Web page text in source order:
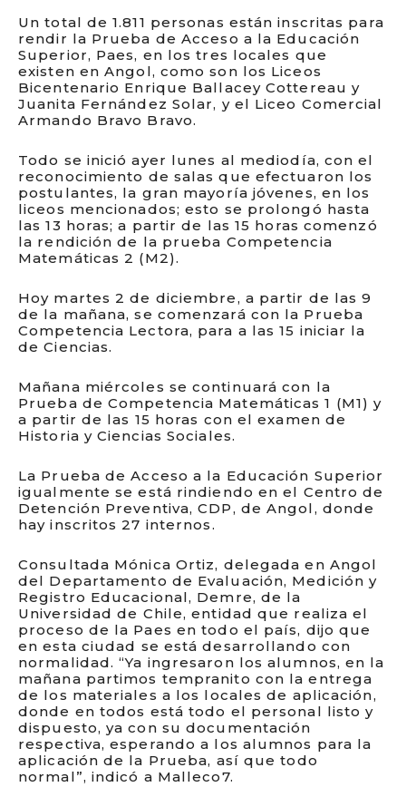
Un total de 1.811 personas están inscritas para
rendir la Prueba de Acceso a la Educación
Superior, Paes, en los tres locales que
existen en Angol, como son los Liceos
Bicentenario Enrique Ballacey Cottereau y
Juanita Fernández Solar, y el Liceo Comercial
Armando Bravo Bravo.
Todo se inició ayer lunes al mediodía, con el
reconocimiento de salas que efectuaron los
postulantes, la gran mayoría jóvenes, en los
liceos mencionados; esto se prolongó hasta
las 13 horas; a partir de las 15 horas comenzó
la rendición de la prueba Competencia
Matemáticas 2 (M2).
Hoy martes 2 de diciembre, a partir de las 9
de la mañana, se comenzará con la Prueba
Competencia Lectora, para a las 15 iniciar la
de Ciencias.
Mañana miércoles se continuará con la
Prueba de Competencia Matemáticas 1 (M1) y
a partir de las 15 horas con el examen de
Historia y Ciencias Sociales.
La Prueba de Acceso a la Educación Superior
igualmente se está rindiendo en el Centro de
Detención Preventiva, CDP, de Angol, donde
hay inscritos 27 internos.
Consultada Mónica Ortiz, delegada en Angol
del Departamento de Evaluación, Medición y
Registro Educacional, Demre, de la
Universidad de Chile, entidad que realiza el
proceso de la Paes en todo el país, dijo que
en esta ciudad se está desarrollando con
normalidad. “Ya ingresaron los alumnos, en la
mañana partimos tempranito con la entrega
de los materiales a los locales de aplicación,
donde en todos está todo el personal listo y
dispuesto, ya con su documentación
respectiva, esperando a los alumnos para la
aplicación de la Prueba, así que todo
normal”, indicó a Malleco7.